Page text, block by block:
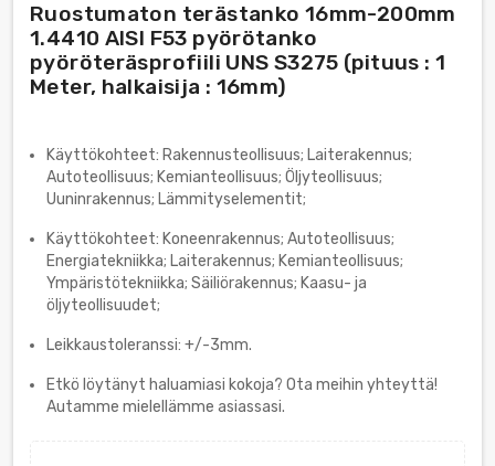
Ruostumaton terästanko 16mm-200mm
1.4410 AISI F53 pyörötanko
pyöröteräsprofiili UNS S3275 (pituus : 1
Meter, halkaisija : 16mm)
Käyttökohteet: Rakennusteollisuus; Laiterakennus;
Autoteollisuus; Kemianteollisuus; Öljyteollisuus;
Uuninrakennus; Lämmityselementit;
Käyttökohteet: Koneenrakennus; Autoteollisuus;
Energiatekniikka; Laiterakennus; Kemianteollisuus;
Ympäristötekniikka; Säiliörakennus; Kaasu- ja
öljyteollisuudet;
Leikkaustoleranssi: +/-3mm.
Etkö löytänyt haluamiasi kokoja? Ota meihin yhteyttä!
Autamme mielellämme asiassasi.